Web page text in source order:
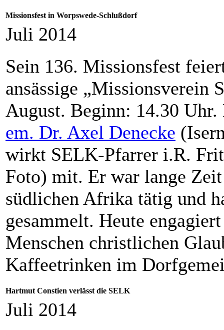
Missionsfest in Worpswede-Schlußdorf
Juli 2014
Sein 136. Missionsfest
ansässige „Missionsverein
August. Beginn: 14.30
em. Dr. Axel Denecke
wirkt SELK-Pfarrer i.R.
Foto) mit. Er war lange
südlichen Afrika tätig und
gesammelt. Heute
Menschen christlichen
Kaffeetrinken im
Hartmut Constien verlässt die SELK
Juli 2014